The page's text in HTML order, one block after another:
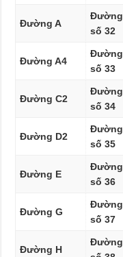
Đường A
Đường
số 32
Đường A4
Đường
số 33
Đường C2
Đường
số 34
Đường D2
Đường
số 35
Đường E
Đường
số 36
Đường G
Đường
số 37
Đường H
Đường